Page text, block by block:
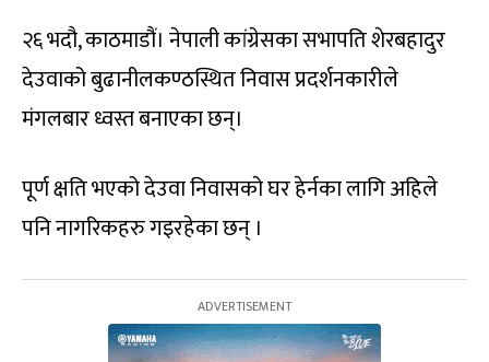
२६ भदौ, काठमाडौं। नेपाली कांग्रेसका सभापति शेरबहादुर
देउवाको बुढानीलकण्ठस्थित निवास प्रदर्शनकारीले
मंगलबार ध्वस्त बनाएका छन्।
पूर्ण क्षति भएको देउवा निवासको घर हेर्नका लागि अहिले
पनि नागरिकहरु गइरहेका छन् ।